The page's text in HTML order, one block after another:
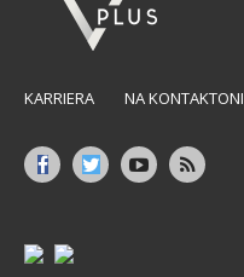
KARRIERA NA KONTAKTONI